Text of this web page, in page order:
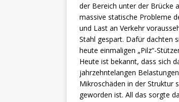
der Bereich unter der Brücke
massive statische Probleme
und Last an Verkehr
Stahl gespart. Dafür dachten
heute einmaligen „Pilz“-
Heute ist bekannt, dass sich
jahrzehntelangen
Mikroschäden in der Struktur
geworden ist. All das sorgte